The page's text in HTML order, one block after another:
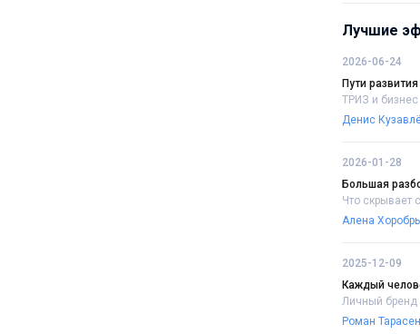
Лучшие
2026-06-24
Пути
ТРИЗ и бизнес
Денис
2026-01-28
Большая
Что скрывает
Алена
2025-12-09
Каждый
Личный бренд
Роман